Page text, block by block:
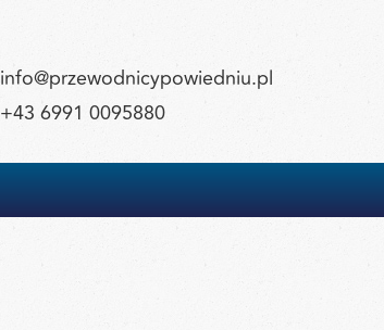
info@przewodnicypowiedniu.pl
+43 6991 0095880